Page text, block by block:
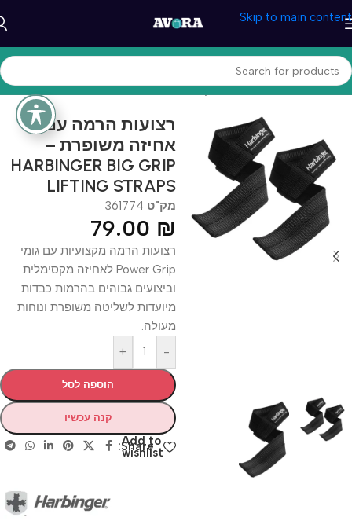
Skip to main content
עמוד הבית/ספורט וכושר/משקולות ואביזרים
רצועות הרמה עם
אחיזה משופרת –
HARBINGER BIG GRIP
LIFTING STRAPS
מק"ט 361774
79.00 ₪
רצועות הרמה מקצועיות עם גומי
Power Grip לאחיזה מקסימלית
וביצועים גבוהים בהרמות כבדות.
מיועדות לשליטה משופרת ונוחות
מעולה.
-
+
הוספה לסל
קנה עכשיו
Add to
wishlist
Share: